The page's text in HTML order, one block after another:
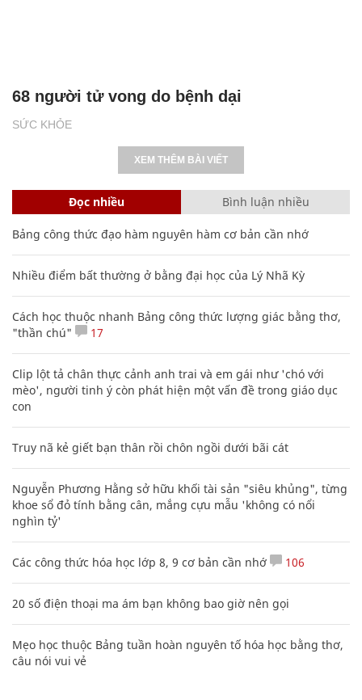
SỨC KHỎE
68 người tử vong do bệnh dại
XEM THÊM BÀI VIẾT
Đọc nhiều Bình luận nhiều
Bảng công thức đạo hàm nguyên hàm cơ bản cần nhớ
Nhiều điểm bất thường ở bằng đại học của Lý Nhã Kỳ
Cách học thuộc nhanh Bảng công thức lượng giác bằng thơ,
"thần chú"
17
Clip lột tả chân thực cảnh anh trai và em gái như 'chó với
mèo', người tinh ý còn phát hiện một vấn đề trong giáo dục
con
Truy nã kẻ giết bạn thân rồi chôn ngồi dưới bãi cát
Nguyễn Phương Hằng sở hữu khối tài sản "siêu khủng", từng
khoe sổ đỏ tính bằng cân, mắng cựu mẫu 'không có nổi
nghìn tỷ'
Các công thức hóa học lớp 8, 9 cơ bản cần nhớ 106
20 số điện thoại ma ám bạn không bao giờ nên gọi
Mẹo học thuộc Bảng tuần hoàn nguyên tố hóa học bằng thơ,
câu nói vui vẻ